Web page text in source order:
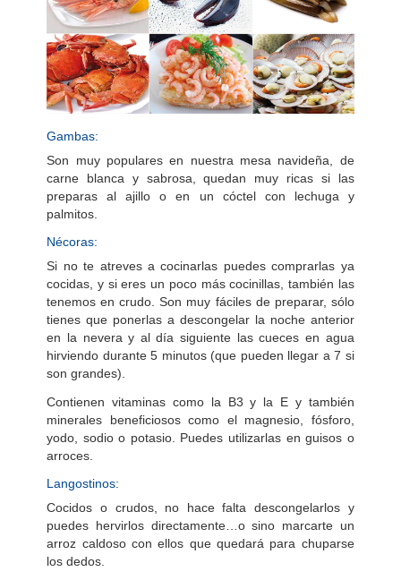
Gambas:
Son muy populares en nuestra mesa navideña, de
carne blanca y sabrosa, quedan muy ricas si las
preparas al ajillo o en un cóctel con lechuga y
palmitos.
Nécoras:
Si no te atreves a cocinarlas puedes comprarlas ya
cocidas, y si eres un poco más cocinillas, también las
tenemos en crudo. Son muy fáciles de preparar, sólo
tienes que ponerlas a descongelar la noche anterior
en la nevera y al día siguiente las cueces en agua
hirviendo durante 5 minutos (que pueden llegar a 7 si
son grandes).
Contienen vitaminas como la B3 y la E y también
minerales beneficiosos como el magnesio, fósforo,
yodo, sodio o potasio. Puedes utilizarlas en guisos o
arroces.
Langostinos:
Cocidos o crudos, no hace falta descongelarlos y
puedes hervirlos directamente…o sino marcarte un
arroz caldoso con ellos que quedará para chuparse
los dedos.